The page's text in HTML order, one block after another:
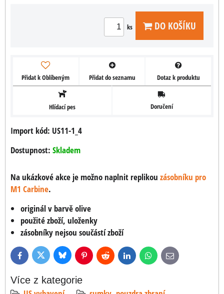
ks DO KOŠÍKU
Přidat k Oblíbeným Přidat do seznamu Dotaz k produktu
Hlídací pes Doručení
Import kód: US11-1_4
Dostupnost: Skladem
Na ukázkové akce je možno naplnit replikou zásobníku pro
M1 Carbine.
originál v barvě olive
použité zboží, uloženky
zásobníky nejsou součástí zboží
FacebookTwitter BlueskyPinterestReddit LinkedInWhatsApp
E-
mail
Více z kategorie